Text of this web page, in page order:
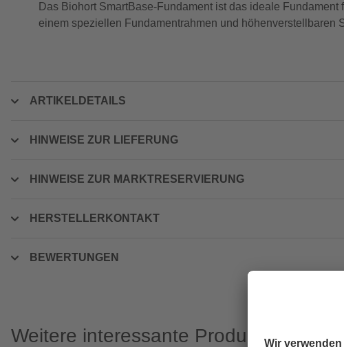
Das Biohort SmartBase-Fundament ist das ideale
einem speziellen Fundamentrahmen und
ARTIKELDETAILS
HINWEISE ZUR LIEFERUNG
HINWEISE ZUR MARKTRESERVIERUNG
HERSTELLERKONTAKT
BEWERTUNGEN
Weitere interessante Produkte